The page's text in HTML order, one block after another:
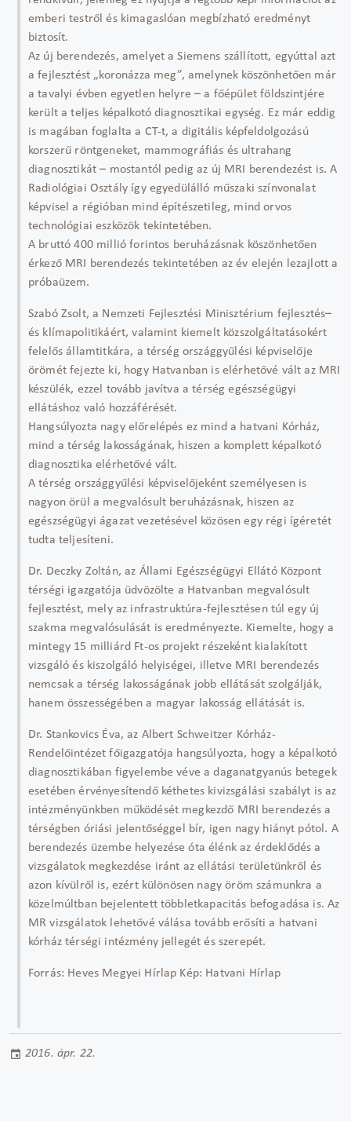
emberi testről és kimagaslóan megbízható eredményt
biztosít.
Az új berendezés, amelyet a Siemens szállított, egyúttal azt
a fejlesztést „koronázza meg”, amelynek köszönhetően már
a tavalyi évben egyetlen helyre – a főépület földszintjére
került a teljes képalkotó diagnosztikai egység. Ez már eddig
is magában foglalta a CT-t, a digitális képfeldolgozású
korszerű röntgeneket, mammográfiás és ultrahang
diagnosztikát – mostantól pedig az új MRI berendezést is. A
Radiológiai Osztály így egyedülálló műszaki színvonalat
képvisel a régióban mind építészetileg, mind orvos
technológiai eszközök tekintetében.
A bruttó 400 millió forintos beruházásnak köszönhetően
érkező MRI berendezés tekintetében az év elején lezajlott a
próbaüzem.
Szabó Zsolt, a Nemzeti Fejlesztési Minisztérium fejlesztés–
és klímapolitikáért, valamint kiemelt közszolgáltatásokért
felelős államtitkára, a térség országgyűlési képviselője
örömét fejezte ki, hogy Hatvanban is elérhetővé vált az MRI
készülék, ezzel tovább javítva a térség egészségügyi
ellátáshoz való hozzáférését.
Hangsúlyozta nagy előrelépés ez mind a hatvani Kórház,
mind a térség lakosságának, hiszen a komplett képalkotó
diagnosztika elérhetővé vált.
A térség országgyűlési képviselőjeként személyesen is
nagyon örül a megvalósult beruházásnak, hiszen az
egészségügyi ágazat vezetésével közösen egy régi ígéretét
tudta teljesíteni.
Dr. Deczky Zoltán, az Állami Egészségügyi Ellátó Központ
térségi igazgatója üdvözölte a Hatvanban megvalósult
fejlesztést, mely az infrastruktúra-fejlesztésen túl egy új
szakma megvalósulását is eredményezte. Kiemelte, hogy a
mintegy 15 milliárd Ft-os projekt részeként kialakított
vizsgáló és kiszolgáló helyiségei, illetve MRI berendezés
nemcsak a térség lakosságának jobb ellátását szolgálják,
hanem összességében a magyar lakosság ellátását is.
Dr. Stankovics Éva, az Albert Schweitzer Kórház-
Rendelőintézet főigazgatója hangsúlyozta, hogy a képalkotó
diagnosztikában figyelembe véve a daganatgyanús betegek
esetében érvényesítendő kéthetes kivizsgálási szabályt is az
intézményünkben működését megkezdő MRI berendezés a
térségben óriási jelentőséggel bír, igen nagy hiányt pótol. A
berendezés üzembe helyezése óta élénk az érdeklődés a
vizsgálatok megkezdése iránt az ellátási területünkről és
azon kívülről is, ezért különösen nagy öröm számunkra a
közelmúltban bejelentett többletkapacitás befogadása is. Az
MR vizsgálatok lehetővé válása tovább erősíti a hatvani
kórház térségi intézmény jellegét és szerepét.
Forrás: Heves Megyei Hírlap Kép: Hatvani Hírlap
2016. ápr. 22.